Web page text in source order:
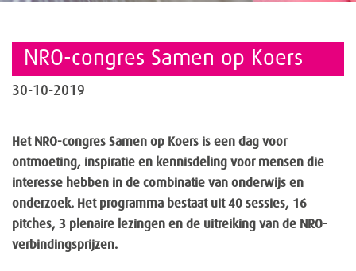
NRO-congres Samen op Koers
30-10-2019
Het NRO-congres Samen op Koers is een dag voor
ontmoeting, inspiratie en kennisdeling voor mensen die
interesse hebben in de combinatie van onderwijs en
onderzoek. Het programma bestaat uit 40 sessies, 16
pitches, 3 plenaire lezingen en de uitreiking van de NRO-
verbindingsprijzen.